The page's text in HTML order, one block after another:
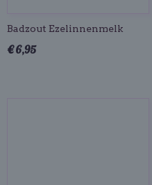
Badzout Ezelinnenmelk
€ 6,95